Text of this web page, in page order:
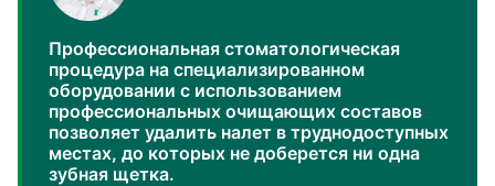
Профессиональная стоматологическая
процедура на специализированном
оборудовании с использованием
профессиональных очищающих составов
позволяет удалить налет в труднодоступных
местах, до которых не доберется ни одна
зубная щетка.